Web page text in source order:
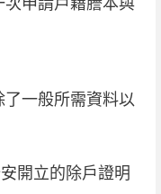
一般所需資料以
開立的除戶證明